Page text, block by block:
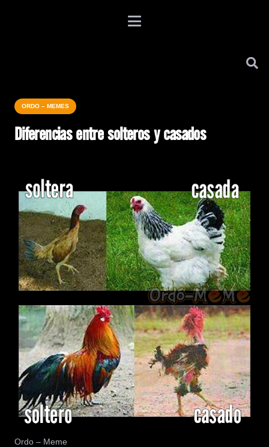
ORDO – MEMES
Diferencias entre solteros y casados
Ordo – Meme